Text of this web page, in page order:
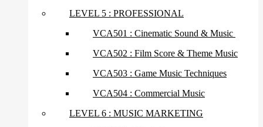
LEVEL 5 : PROFESSIONAL
VCA501 : Cinematic Sound & Music
VCA502 : Film Score & Theme Music
VCA503 : Game Music Techniques
VCA504 : Commercial Music
LEVEL 6 : MUSIC MARKETING